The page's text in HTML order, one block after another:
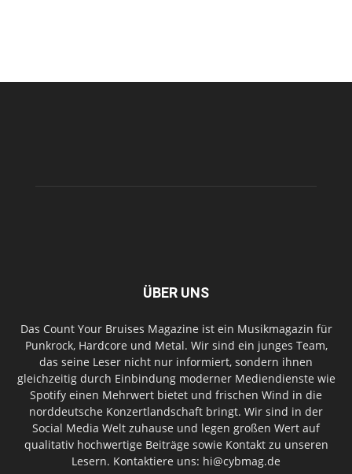
ÜBER UNS
Das Count Your Bruises Magazine ist ein Musikmagazin für
Punkrock, Hardcore und Metal. Wir sind ein junges Team,
das seine Leser nicht nur informiert, sondern ihnen
gleichzeitig durch Einbindung moderner Mediendienste wie
Spotify einen Mehrwert bietet und frischen Wind in die
norddeutsche Konzertlandschaft bringt. Wir sind in der
Social Media Welt zuhause und legen großen Wert auf
qualitativ hochwertige Beiträge sowie Kontakt zu unseren
Lesern. Kontaktiere uns: hi@cybmag.de